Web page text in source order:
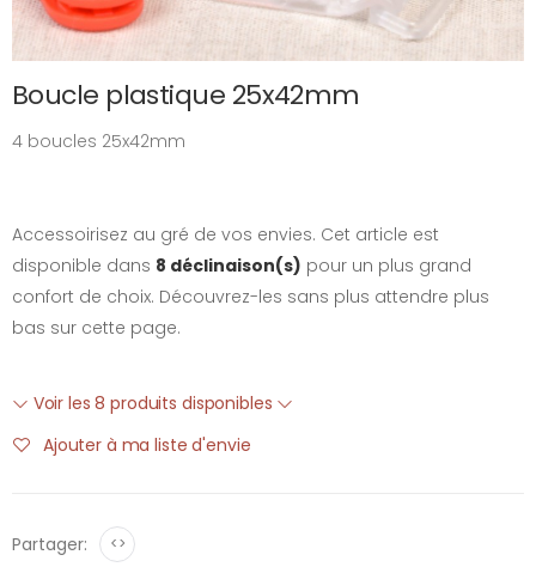
Boucle plastique 25x42mm
4 boucles 25x42mm
Accessoirisez au gré de vos envies. Cet article est
disponible dans 8 déclinaison(s) pour un plus grand
confort de choix. Découvrez-les sans plus attendre plus
bas sur cette page.
Voir les 8 produits disponibles
Ajouter à ma liste d'envie
Partager: <>